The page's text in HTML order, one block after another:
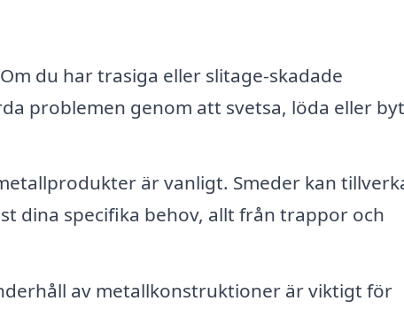
Om du har trasiga eller slitage-skadade
problemen genom att svetsa, löda eller
är vanligt. Smeder kan
dina specifika behov, allt från trappor och
av metallkonstruktioner är viktigt för